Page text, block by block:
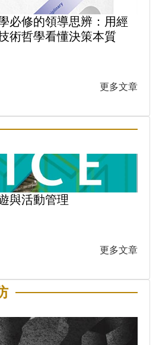
必修的領導思辨：用經
術哲學看懂決策本質
更多文章
與活動管理
更多文章